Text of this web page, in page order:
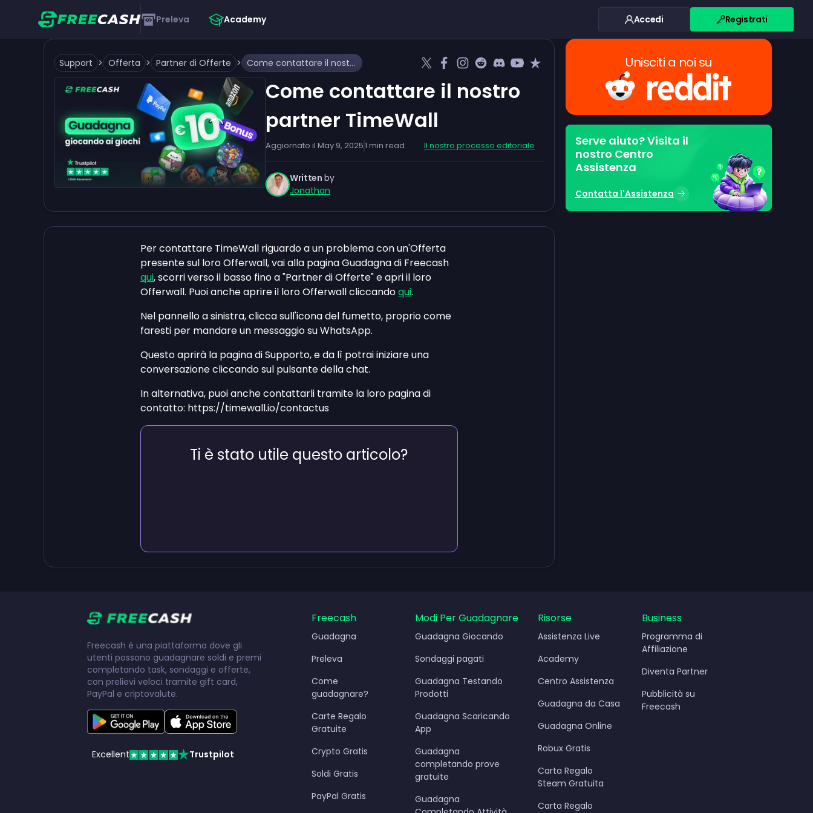
Preleva Academy Accedi Registrati
Support > Offerta > Partner di Offerte > Come contattare il nostro partner TimeWall
Come contattare il nostro
partner TimeWall
Aggiornato il May 9, 20251 min read Il nostro processo editoriale
Written by
Jonathan
Per contattare TimeWall riguardo a un problema con un'Offerta
presente sul loro Offerwall, vai alla pagina Guadagna di Freecash
qui, scorri verso il basso fino a "Partner di Offerte" e apri il loro
Offerwall. Puoi anche aprire il loro Offerwall cliccandoqui.
Nel pannello a sinistra, clicca sull'icona del fumetto, proprio come
faresti per mandare un messaggio su WhatsApp.
Questo aprirà la pagina di Supporto, e da lì potrai iniziare una
conversazione cliccando sul pulsante della chat.
In alternativa, puoi anche contattarli tramite la loro pagina di
contatto: https://timewall.io/contactus
Ti è stato utile questo articolo?
Unisciti a noi su
Serve aiuto? Visita il
nostro Centro
Assistenza
Contatta l'Assistenza
Freecash è una piattaforma dove gli
utenti possono guadagnare soldi e premi
completando task, sondaggi e offerte,
con prelievi veloci tramite gift card,
PayPal e criptovalute.
Excellent Trustpilot
Freecash
Guadagna
Preleva
Come
guadagnare?
Carte Regalo
Gratuite
Crypto Gratis
Soldi Gratis
PayPal Gratis
Modi Per Guadagnare
Guadagna Giocando
Sondaggi pagati
Guadagna Testando
Prodotti
Guadagna Scaricando
App
Guadagna
completando prove
gratuite
Guadagna
Risorse
Assistenza Live
Academy
Centro Assistenza
Guadagna da Casa
Guadagna Online
Robux Gratis
Carta Regalo
Steam Gratuita
Carta Regalo
Business
Programma di
Affiliazione
Diventa Partner
Pubblicità su
Freecash